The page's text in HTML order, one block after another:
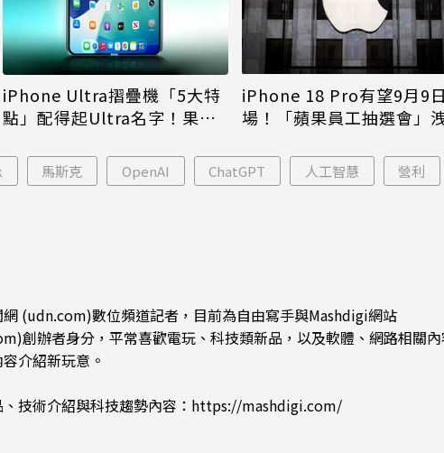
iPhone Ultra摺疊機「5大特
點」配得起Ultra名字！果粉
iPhone 18 Pro有望9月9
場！「蘋果員工抽選會」
馬斯克 OpenAI ChatGPT 人工智慧 營利
網 (udn.com)數位頻道記者，目前為自由寫手與Mashdigi網站
創辦者身分，平常喜歡電玩、科技類新品，以及軟體、網路相關
介紹新玩意。
技術介紹與科技趨勢內容： https://mashdigi.com/